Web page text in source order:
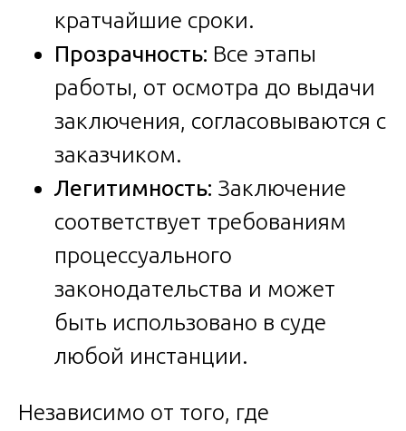
кратчайшие сроки.
Прозрачность: Все этапы
работы, от осмотра до выдачи
заключения, согласовываются с
заказчиком.
Легитимность: Заключение
соответствует требованиям
процессуального
законодательства и может
быть использовано в суде
любой инстанции.
Независимо от того, где